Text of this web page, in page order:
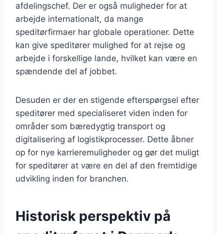
afdelingschef. Der er også muligheder for at
arbejde internationalt, da mange
speditørfirmaer har globale operationer. Dette
kan give speditører mulighed for at rejse og
arbejde i forskellige lande, hvilket kan være en
spændende del af jobbet.
Desuden er der en stigende efterspørgsel efter
speditører med specialiseret viden inden for
områder som bæredygtig transport og
digitalisering af logistikprocesser. Dette åbner
op for nye karrieremuligheder og gør det muligt
for speditører at være en del af den fremtidige
udvikling inden for branchen.
Historisk perspektiv på